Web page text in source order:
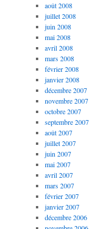
août 2008
juillet 2008
juin 2008
mai 2008
avril 2008
mars 2008
février 2008
janvier 2008
décembre 2007
novembre 2007
octobre 2007
septembre 2007
août 2007
juillet 2007
juin 2007
mai 2007
avril 2007
mars 2007
février 2007
janvier 2007
décembre 2006